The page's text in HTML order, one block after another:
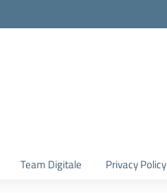
Team Digitale Privacy Policy